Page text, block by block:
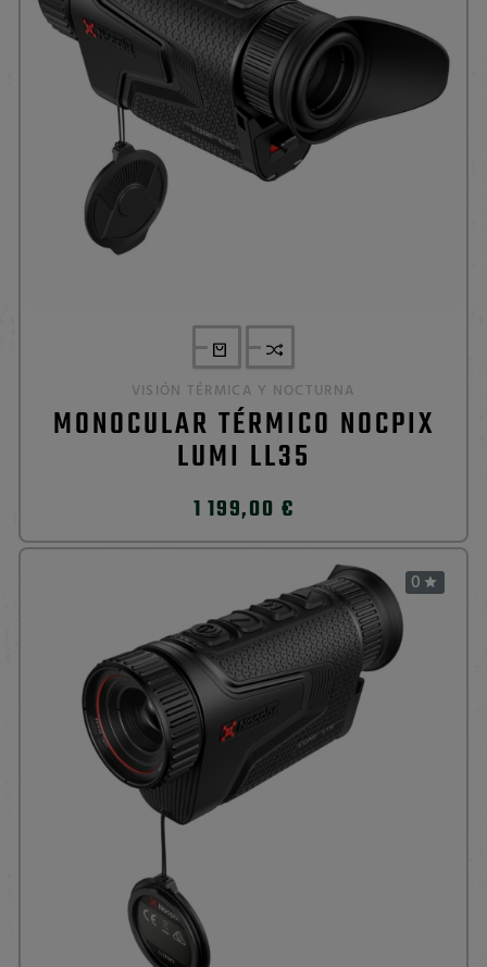
VISIÓN TÉRMICA Y NOCTURNA
MONOCULAR TÉRMICO NOCPIX
LUMI LL35
1 199,00 €
0 